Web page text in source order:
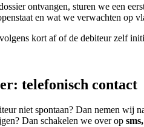
ontvangen, sturen we een
en wat we verwachten op
kort af of de debiteur zelf
telefonisch contact
niet spontaan? Dan nemen wij
Dan schakelen we over op